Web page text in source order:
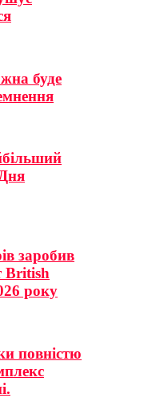
буде
заробив
British
року
повністю